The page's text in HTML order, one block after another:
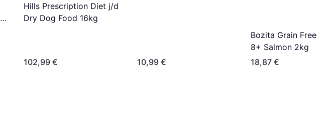
Hills Prescription Diet j/d
Dry Dog Food 16kg
102,99 € 10,99 €
Bozita Grain Free
8+ Salmon 2kg
18,87 €